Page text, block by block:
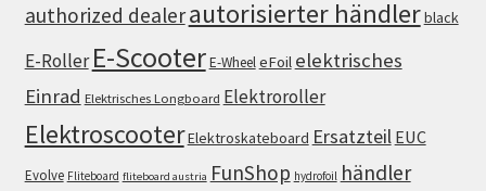
authorized dealerautorisierter händlerblack
E-Roller E-ScooterE-WheeleFoil elektrisches
Einrad Elektrisches Longboard Elektroroller
ElektroscooterElektroskateboard Ersatzteil EUC
Evolve Fliteboard fliteboard austria FunShop hydrofoil händler